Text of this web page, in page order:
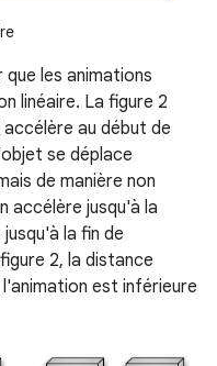
les animations
linéaire. La figure 2
au début de
se déplace
de manière non
accélère jusqu'à la
la fin de
2, la distance
est inférieure